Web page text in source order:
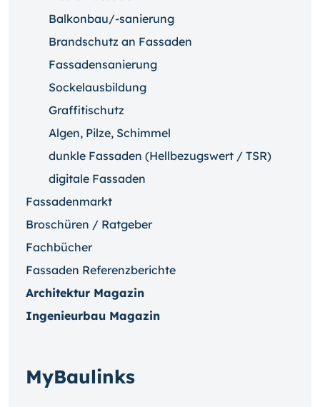
Balkonbau/-sanierung
Brandschutz an Fassaden
Fassadensanierung
Sockelausbildung
Graffitischutz
Algen, Pilze, Schimmel
dunkle Fassaden (Hellbezugswert / TSR)
digitale Fassaden
Fassadenmarkt
Broschüren / Ratgeber
Fachbücher
Fassaden Referenzberichte
Architektur Magazin
Ingenieurbau Magazin
MyBaulinks